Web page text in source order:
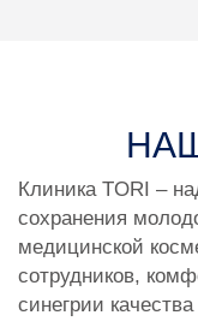
Клиника TORI –
сохранения
медицинской
сотрудников,
синегрии